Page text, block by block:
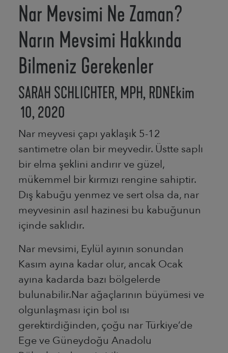
Nar Mevsimi Ne Zaman?
Narın Mevsimi Hakkında
Bilmeniz Gerekenler
SARAH SCHLICHTER, MPH, RDNEkim
10, 2020
Nar meyvesi çapı yaklaşık 5-12
santimetre olan bir meyvedir. Üstte saplı
bir elma şeklini andırır ve güzel,
mükemmel bir kırmızı rengine sahiptir.
Dış kabuğu yenmez ve sert olsa da, nar
meyvesinin asıl hazinesi bu kabuğunun
içinde saklıdır.
Nar mevsimi, Eylül ayının sonundan
Kasım ayına kadar olur, ancak Ocak
ayına kadarda bazı bölgelerde
bulunabilir.Nar ağaçlarının büyümesi ve
olgunlaşması için bol ısı
gerektirdiğinden, çoğu nar Türkiye’de
Ege ve Güneydoğu Anadolu